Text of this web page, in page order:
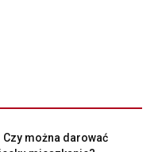
Czy można darować